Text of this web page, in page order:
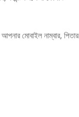
মোবাইল নাম্বার, পিতার